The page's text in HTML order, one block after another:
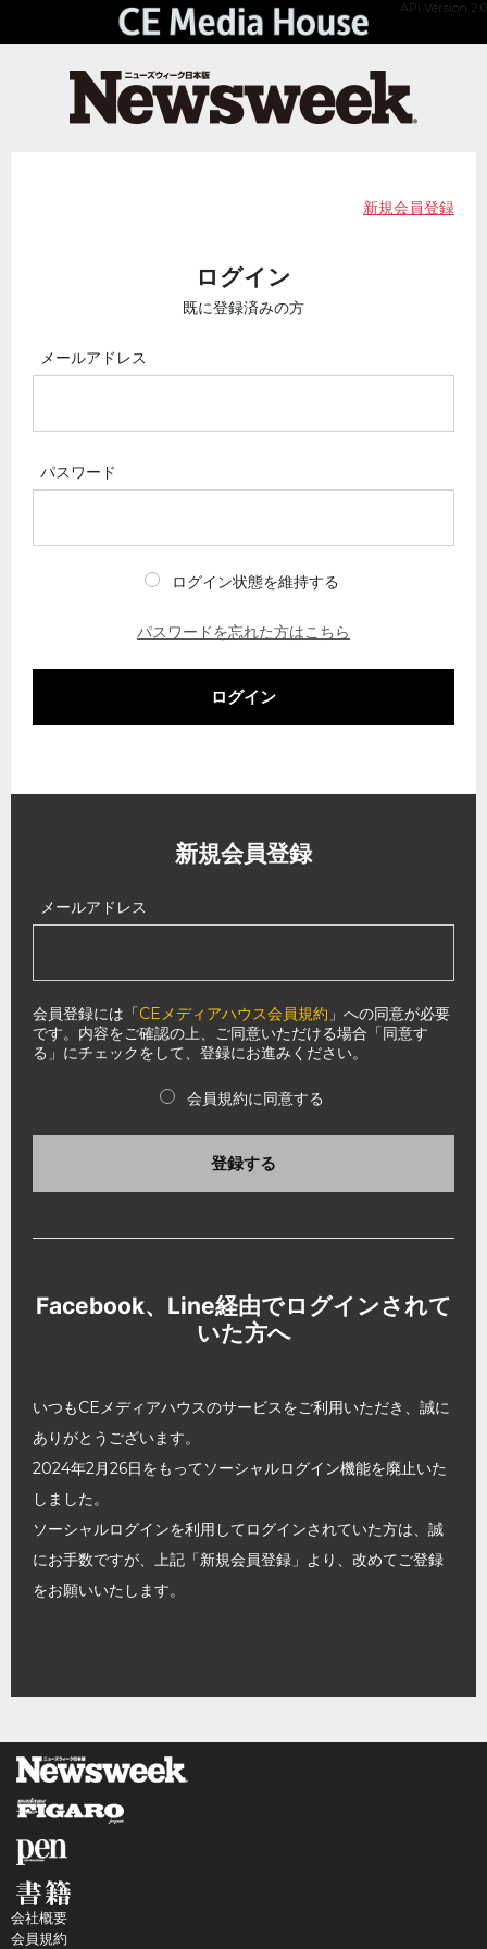
API Version 2.0
新規会員登録
ログイン
既に登録済みの方
メールアドレス
パスワード
ログイン状態を維持する
パスワードを忘れた方はこちら
ログイン
新規会員登録
メールアドレス
会員登録には「CEメディアハウス会員規約 」への同意が必要
です。内容をご確認の上、ご同意いただける場合「同意す
る」にチェックをして、登録にお進みください。
会員規約に同意する
登録する
Facebook、Line経由でログインされて
いた方へ
いつもCEメディアハウスのサービスをご利用いただき、誠に
ありがとうございます。
2024年2月26日をもってソーシャルログイン機能を廃止いた
しました。
ソーシャルログインを利用してログインされていた方は、誠
にお手数ですが、上記「新規会員登録」より、改めてご登録
をお願いいたします。
会社概要
会員規約